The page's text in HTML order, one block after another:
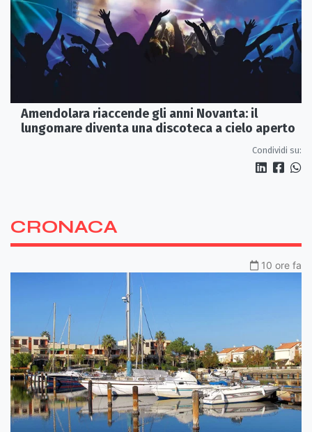
Amendolara riaccende gli anni Novanta: il
lungomare diventa una discoteca a cielo aperto
Condividi su:
CRONACA
10 ore fa